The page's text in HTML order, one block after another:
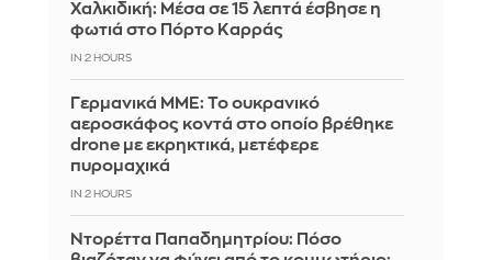
Χαλκιδική: Μέσα σε 15 λεπτά έσβησε η
φωτιά στο Πόρτο Καρράς
IN 2 HOURS
Γερμανικά ΜΜΕ: Το ουκρανικό
αεροσκάφος κοντά στο οποίο βρέθηκε
drone με εκρηκτικά, μετέφερε
πυρομαχικά
IN 2 HOURS
Ντορέττα Παπαδημητρίου: Πόσο